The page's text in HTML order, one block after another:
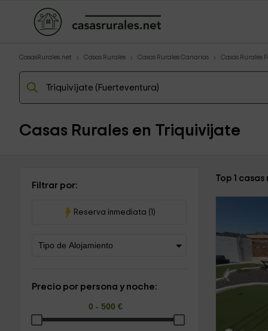
CasasRurales.net Casas Rurales Casas Rurales Canarias Casas Rurales
Casas Rurales en Triquivijate
Filtrar por:
Reserva inmediata (1)
Precio por persona y noche:
Top 1
‹